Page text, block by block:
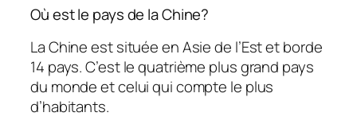
Où est le pays de la Chine?
La Chine est située en Asie de l’Est et borde
14 pays. C’est le quatrième plus grand pays
du monde et celui qui compte le plus
d’habitants.